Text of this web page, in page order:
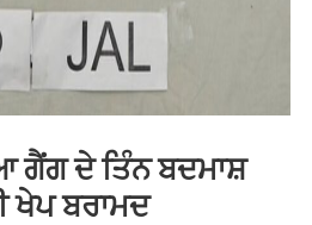
ਗੈਂਗ ਦੇ ਤਿੰਨ ਬਦਮਾਸ਼
ਖੇਪ ਬਰਾਮਦ